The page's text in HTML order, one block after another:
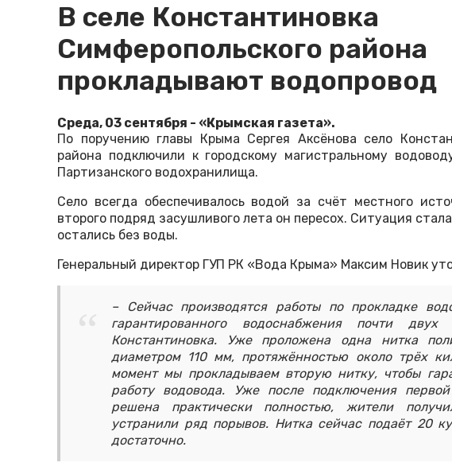
В селе Константиновка
Симферопольского района
прокладывают водопровод
Среда, 03 сентября - «Крымская газета».
По поручению главы Крыма Сергея Аксёнова село
района подключили к городскому магистральному
Партизанского водохранилища.
Село всегда обеспечивалось водой за счёт местного
второго подряд засушливого лета он пересох. Ситуация
остались без воды.
Генеральный директор ГУП РК «Вода Крыма» Максим Новик
– Сейчас производятся работы по прокладке
гарантированного водоснабжения почти
Константиновка. Уже проложена одна нитка
диаметром 110 мм, протяжённостью около трёх
момент мы прокладываем вторую нитку, чтобы
работу водовода. Уже после подключения
решена практически полностью, жители
устранили ряд порывов. Нитка сейчас подаёт 20
достаточно.